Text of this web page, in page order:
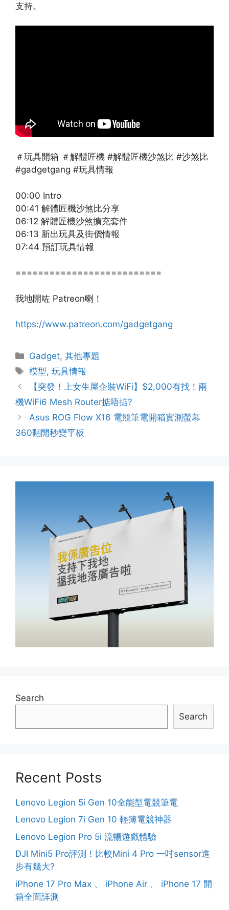
支持。
＃玩具開箱 ＃解體匠機 #解體匠機沙煞比 #沙煞比
#gadgetgang #玩具情報
00:00 Intro
00:41 解體匠機沙煞比分享
06:12 解體匠機沙煞擴充套件
06:13 新出玩具及街價情報
07:44 預訂玩具情報
==========================
我地開咗 Patreon喇！
https://www.patreon.com/gadgetgang
Gadget,其他專題
模型,玩具情報
【突發！上女生屋企裝WiFi】$2,000有找！兩
機WiFi6 Mesh Router掂唔掂?
Asus ROG Flow X16 電競筆電開箱實測螢幕
360翻開秒變平板
Search
Search
Recent Posts
Lenovo Legion 5i Gen 10全能型電競筆電
Lenovo Legion 7i Gen 10 輕簿電競神器
Lenovo Legion Pro 5i 流暢遊戲體驗
DJI Mini5 Pro評測！比較Mini 4 Pro 一吋sensor進
步有幾大?
iPhone 17 Pro Max 、 iPhone Air 、 iPhone 17 開
箱全面詳測